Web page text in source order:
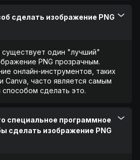
сделать изображение PNG
существует один "лучший"
PNG прозрачным.
онлайн-инструментов, таких
Canva, часто является самым
сделать это.
специальное программное
сделать изображение PNG